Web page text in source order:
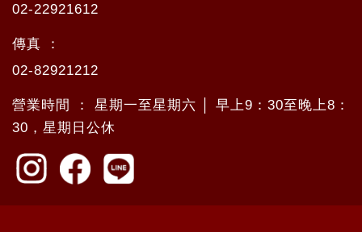
02-22921612
傳真 ：
02-82921212
營業時間 ： 星期一至星期六 │ 早上9：30至晚上8：
30，星期日公休